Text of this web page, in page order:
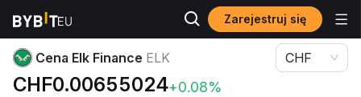
Zarejestruj się
Ceny kryptowalut Cena Elk Finance ELK
Cena Elk Finance ELK
CHF0.00655024+0.08%
CHF